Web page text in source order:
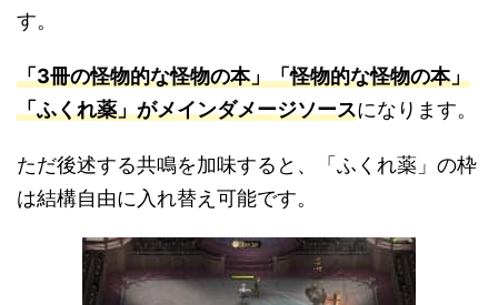
す。
「3冊の怪物的な怪物の本」「怪物的な怪物の本」
「ふくれ薬」がメインダメージソースになります。
ただ後述する共鳴を加味すると、「ふくれ薬」の枠
は結構自由に入れ替え可能です。